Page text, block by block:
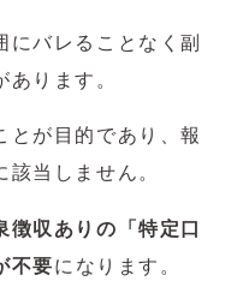
にバレることなく副
ります。
とが目的であり、報
当しません。
徴収ありの「特定口
不要になります。